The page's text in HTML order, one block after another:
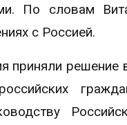
По словам
с Россией.
приняли